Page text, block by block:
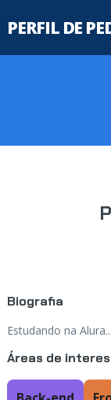
PERFIL DE
Biografia
Estudando na Alura...
Áreas de